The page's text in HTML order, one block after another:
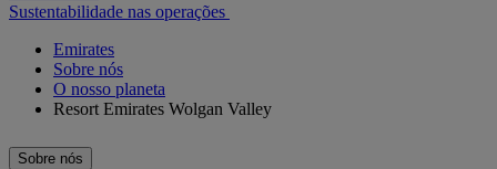
Sustentabilidade nas operações
Emirates
Sobre nós
O nosso planeta
Resort Emirates Wolgan Valley
Sobre nós